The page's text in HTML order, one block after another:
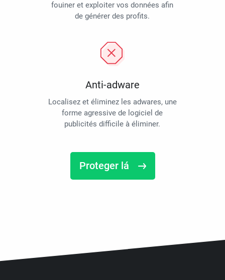
fouiner et exploiter vos données afin
de générer des profits.
Anti-adware
Localisez et éliminez les adwares, une
forme agressive de logiciel de
publicités difficile à éliminer.
Proteger lá